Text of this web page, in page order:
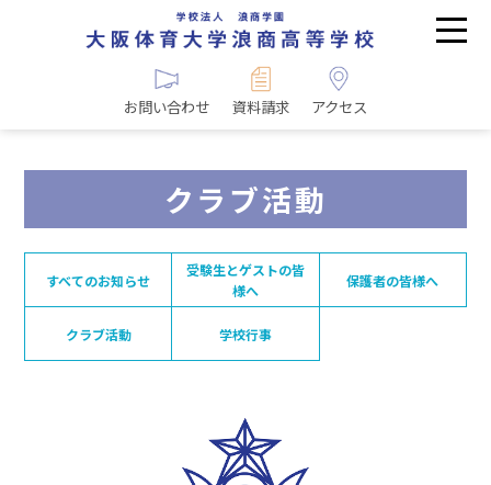
お問い合わせ 資料請求 アクセス
クラブ活動
すべてのお知らせ
受験生とゲストの皆
様へ
保護者の皆様へ
クラブ活動 学校行事